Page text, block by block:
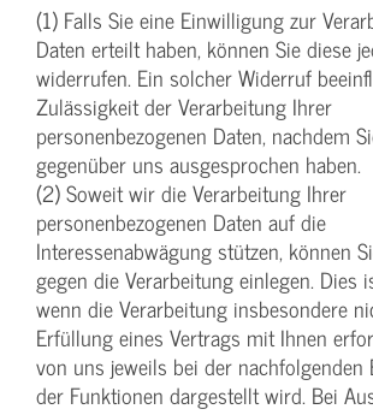
(1) Falls Sie eine Einwilligung zur
Daten erteilt haben, können Sie diese
widerrufen. Ein solcher Widerruf
Zulässigkeit der Verarbeitung Ihrer
personenbezogenen Daten, nachdem
gegenüber uns ausgesprochen haben.
(2) Soweit wir die Verarbeitung Ihrer
personenbezogenen Daten auf die
Interessenabwägung stützen, können
gegen die Verarbeitung einlegen. Dies
wenn die Verarbeitung insbesondere
Erfüllung eines Vertrags mit Ihnen
von uns jeweils bei der nachfolgenden
der Funktionen dargestellt wird. Bei